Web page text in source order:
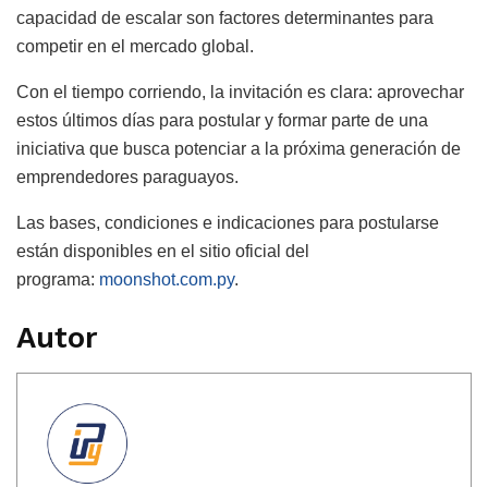
capacidad de escalar son factores determinantes para
competir en el mercado global.
Con el tiempo corriendo, la invitación es clara: aprovechar
estos últimos días para postular y formar parte de una
iniciativa que busca potenciar a la próxima generación de
emprendedores paraguayos.
Las bases, condiciones e indicaciones para postularse
están disponibles en el sitio oficial del
programa: moonshot.com.py.
Autor